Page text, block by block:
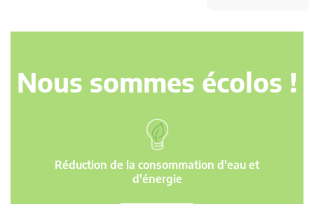
Nous sommes écolos !
Réduction de la consommation d'eau et
d'énergie